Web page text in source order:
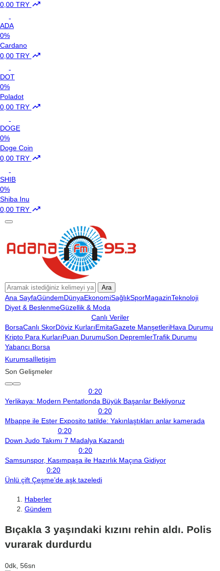
0,00 TRY
ADA
0%
Cardano
0,00 TRY
DOT
0%
Poladot
0,00 TRY
DOGE
0%
Doge Coin
0,00 TRY
SHIB
0%
Shiba Inu
0,00 TRY
Ara
Ana SayfaGündemDünyaEkonomiSağlıkSporMagazinTeknoloji
Diyet & BeslenmeGüzellik & Moda
Canlı Veriler
BorsaCanlı SkorDöviz KurlarıEmitaGazete ManşetleriHava Durumu
Kripto Para KurlarıPuan DurumuSon DepremlerTrafik Durumu
Yabancı Borsa
Kurumsalİletişim
Son Gelişmeler
0:20
Yerlikaya: Modern Pentatlonda Büyük Başarılar Bekliyoruz
0:20
Mbappe ile Ester Exposito tatilde: Yakınlaştıkları anlar kamerada
0:20
Down Judo Takımı 7 Madalya Kazandı
0:20
Samsunspor, Kasımpaşa ile Hazırlık Maçına Gidiyor
0:20
Ünlü çift Çeşme’de aşk tazeledi
Haberler
Gündem
Bıçakla 3 yaşındaki kızını rehin aldı. Polis
vurarak durdurdu
0dk, 56sn